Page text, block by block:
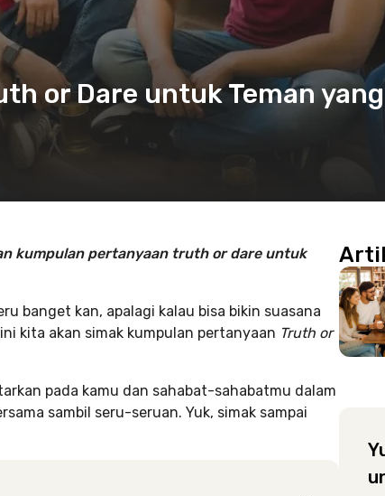
or Dare untuk Teman yang
kumpulan pertanyaan truth or dare untuk
banget kan, apalagi kalau bisa bikin suasana
kita akan simak kumpulan pertanyaan Truth or
pada kamu dan sahabat-sahabatmu dalam
sambil seru-seruan. Yuk, simak sampai